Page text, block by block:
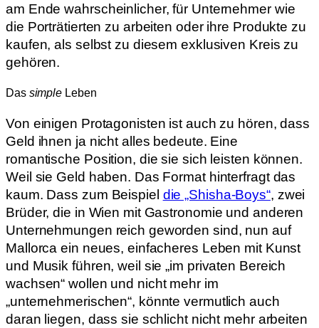
am Ende wahrscheinlicher, für Unternehmer wie
die Porträtierten zu arbeiten oder ihre Produkte zu
kaufen, als selbst zu diesem exklusiven Kreis zu
gehören.
Das simple Leben
Von einigen Protagonisten ist auch zu hören, dass
Geld ihnen ja nicht alles bedeute. Eine
romantische Position, die sie sich leisten können.
Weil sie Geld haben. Das Format hinterfragt das
kaum. Dass zum Beispiel die „Shisha-Boys“, zwei
Brüder, die in Wien mit Gastronomie und anderen
Unternehmungen reich geworden sind, nun auf
Mallorca ein neues, einfacheres Leben mit Kunst
und Musik führen, weil sie „im privaten Bereich
wachsen“ wollen und nicht mehr im
„unternehmerischen“, könnte vermutlich auch
daran liegen, dass sie schlicht nicht mehr arbeiten